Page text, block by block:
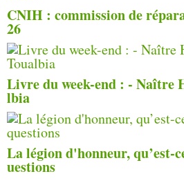
CNIH : commission de
26
Livre du week-end : - Naître
lbia
La légion d'honneur, qu’est-
uestions